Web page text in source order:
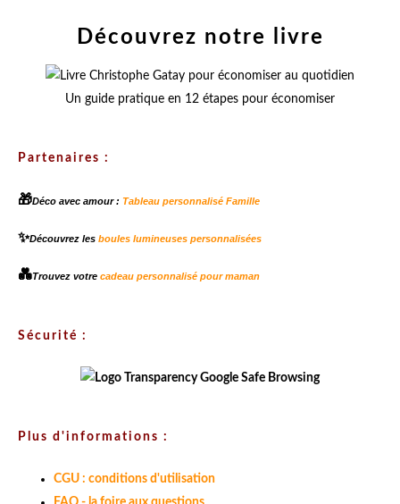
Découvrez notre livre
Un guide pratique en 12 étapes pour économiser
Partenaires :
🎁Déco avec amour : Tableau personnalisé Famille
✨Découvrez les boules lumineuses personnalisées
💑Trouvez votre cadeau personnalisé pour maman
Sécurité :
Plus d'informations :
CGU : conditions d'utilisation